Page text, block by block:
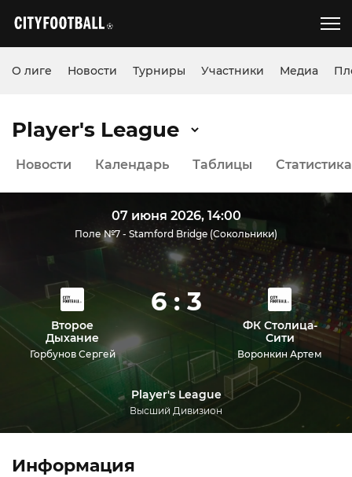
О лиге Новости Турниры Участники Медиа
Player's League
Новости Календарь Таблицы Статистика
07 июня 2026, 14:00
Поле №7 - Stamford Bridge (Сокольники)
Второе
Дыхание
Горбунов Сергей
6 : 3
ФК Столица-
Сити
Воронкин Артем
Player's League
Высший Дивизион
Информация